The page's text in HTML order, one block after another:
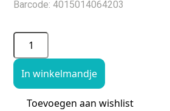
Barcode: 4015014064203
In winkelmandje
Toevoegen aan wishlist